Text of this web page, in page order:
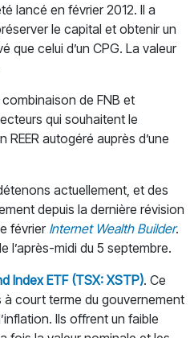
lancé en février 2012. Il a
le capital et obtenir un
que celui d’un CPG. La valeur
de FNB et
qui souhaitent le
autogéré auprès d’une
actuellement, et des
depuis la dernière révision
février Internet Wealth Builder.
l’après-midi du 5 septembre.
Index ETF (TSX: XSTP). Ce
à court terme du gouvernement
Ils offrent un faible